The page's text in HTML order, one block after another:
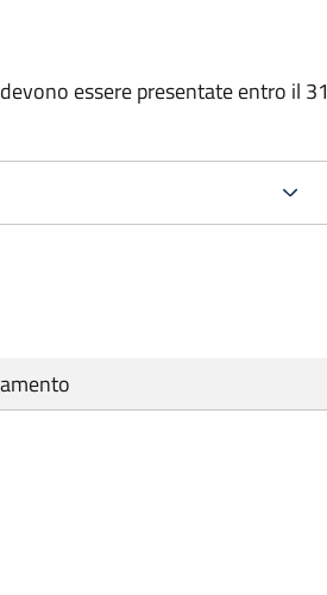
essere presentate entro il 31